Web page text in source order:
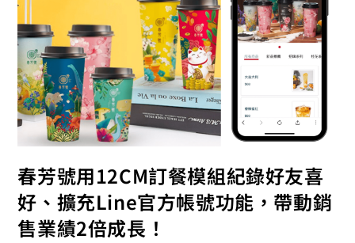
春芳號用12CM訂餐模組紀錄好友喜
好、擴充Line官方帳號功能，帶動銷
售業績2倍成長！